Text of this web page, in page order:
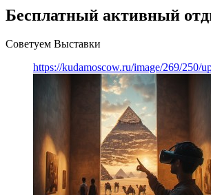
Бесплатный активный
Советуем Выставки
https://kudamoscow.ru/image/269/250/